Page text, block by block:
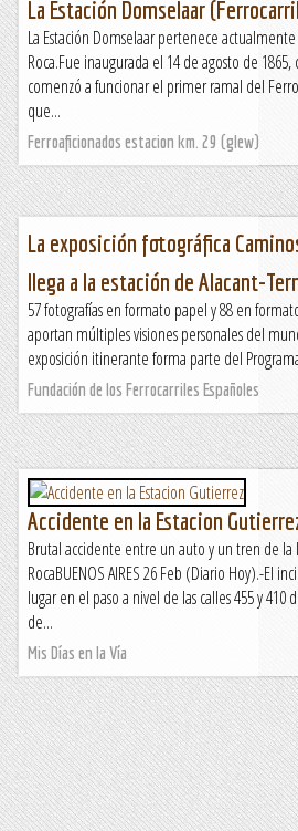
La Estación Domselaar
La Estación Domselaar pertenece
Roca.Fue inaugurada el 14 de agosto de 1865,
comenzó a funcionar el primer ramal del
que...
Ferroaficionados estacion km. 29 (glew)
La exposición fotográfica
llega a la estación de Alacant-
57 fotografías en formato papel y 88 en
aportan múltiples visiones personales del
exposición itinerante forma parte del
Fundación de los Ferrocarriles Españoles
Accidente en la Estacion
Brutal accidente entre un auto y un tren de la
RocaBUENOS AIRES 26 Feb (Diario Hoy).-El
lugar en el paso a nivel de las calles 455 y 410
de...
Mis Días en la Vía